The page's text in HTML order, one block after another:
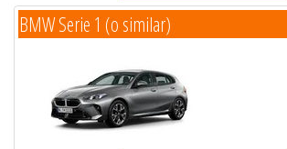
BMW Serie 1 (o similar)